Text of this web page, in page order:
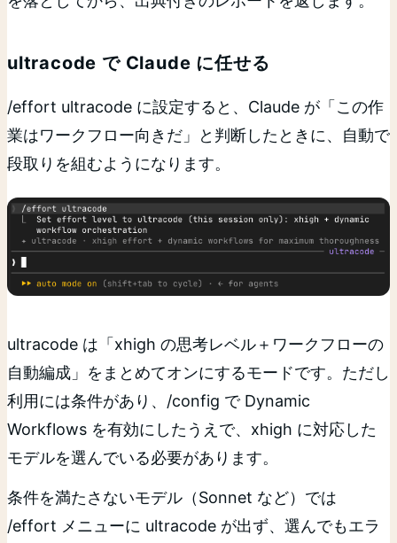
ultracode で Claude に任せる
/effort ultracode に設定すると、Claude が「この作
業はワークフロー向きだ」と判断したときに、自動で
段取りを組むようになります。
ultracode は「xhigh の思考レベル＋ワークフローの
自動編成」をまとめてオンにするモードです。ただし
利用には条件があり、/config で Dynamic
Workflows を有効にしたうえで、xhigh に対応した
モデルを選んでいる必要があります。
条件を満たさないモデル（Sonnet など）では
/effort メニューに ultracode が出ず、選んでもエラ